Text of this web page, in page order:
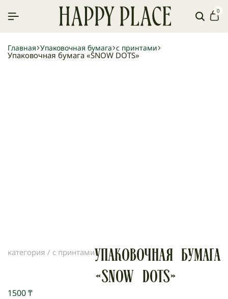
Поиск
0
Главная Упаковочная бумага с принтами
Упаковочная бумага «SNOW DOTS»
категория / с принтамиУпаковочная бумага
«SNOW DOTS»
1500₸